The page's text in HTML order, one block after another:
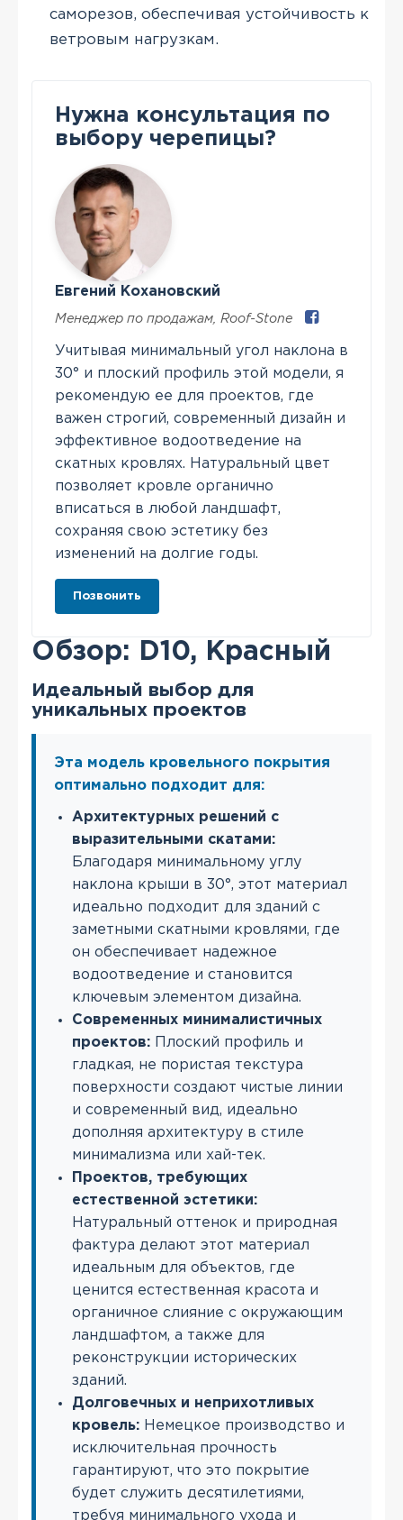
саморезов, обеспечивая устойчивость к
ветровым нагрузкам.
Нужна консультация по
выбору черепицы?
Евгений Кохановский
Менеджер по продажам, Roof-Stone
Учитывая минимальный угол наклона в
30° и плоский профиль этой модели, я
рекомендую ее для проектов, где
важен строгий, современный дизайн и
эффективное водоотведение на
скатных кровлях. Натуральный цвет
позволяет кровле органично
вписаться в любой ландшафт,
сохраняя свою эстетику без
изменений на долгие годы.
Позвонить
Обзор: D10, Красный
Идеальный выбор для
уникальных проектов
Эта модель кровельного покрытия
оптимально подходит для:
Архитектурных решений с
выразительными скатами:
Благодаря минимальному углу
наклона крыши в 30°, этот материал
идеально подходит для зданий с
заметными скатными кровлями, где
он обеспечивает надежное
водоотведение и становится
ключевым элементом дизайна.
Современных минималистичных
проектов: Плоский профиль и
гладкая, не пористая текстура
поверхности создают чистые линии
и современный вид, идеально
дополняя архитектуру в стиле
минимализма или хай-тек.
Проектов, требующих
естественной эстетики:
Натуральный оттенок и природная
фактура делают этот материал
идеальным для объектов, где
ценится естественная красота и
органичное слияние с окружающим
ландшафтом, а также для
реконструкции исторических
зданий.
Долговечных и неприхотливых
кровель: Немецкое производство и
исключительная прочность
гарантируют, что это покрытие
будет служить десятилетиями,
требуя минимального ухода и